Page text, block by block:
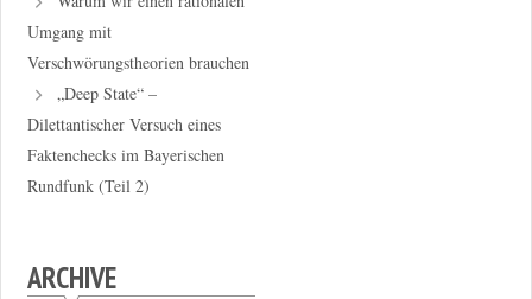
Umgang mit
Verschwörungstheorien brauchen
„Deep State“ –
Dilettantischer Versuch eines
Faktenchecks im Bayerischen
Rundfunk (Teil 2)
ARCHIVE